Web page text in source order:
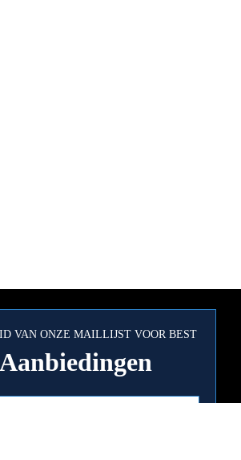
VAN ONZE MAILLIJST VOOR BEST
Aanbiedingen